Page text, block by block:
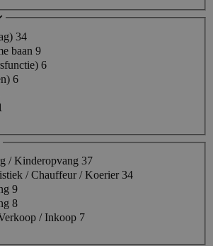
34
baan 9
6
6
/ Kinderopvang 37
/ Chauffeur / Koerier34
9
8
/ Inkoop 7